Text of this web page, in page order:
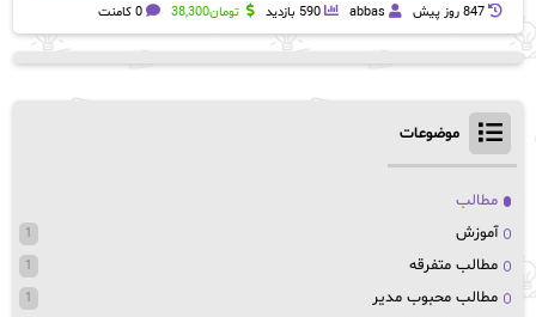
847 روز پيش abbas 590 بازدید تومان38,300 0 کامنت
موضوعات
مطالب
آموزش
1
مطالب متفرقه 1
مطالب محبوب مدیر 1